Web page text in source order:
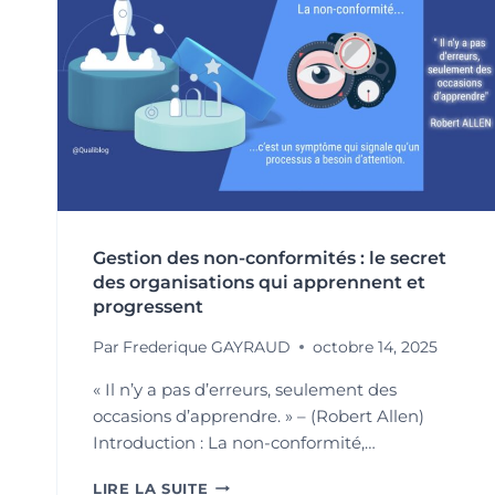
Gestion des non-conformités : le secret
des organisations qui apprennent et
progressent
Par Frederique GAYRAUD octobre 14, 2025
« Il n’y a pas d’erreurs, seulement des
occasions d’apprendre. » – (Robert Allen)
Introduction : La non-conformité,…
LIRE LA SUITE GESTION